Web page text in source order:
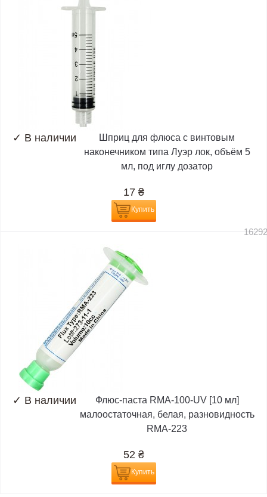
✓ В наличии
Шприц для флюса с винтовым
наконечником типа Луэр лок, объём 5
мл, под иглу дозатор
17 ₴
Купить
✓ В наличии
Флюс-паста RMA-100-UV [10 мл]
малоостаточная, белая, разновидность
RMA-223
52 ₴
Купить